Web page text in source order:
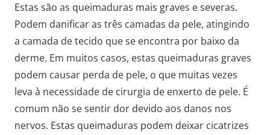
Estas são as queimaduras mais graves e severas.
Podem danificar as três camadas da pele, atingindo
a camada de tecido que se encontra por baixo da
derme. Em muitos casos, estas queimaduras graves
podem causar perda de pele, o que muitas vezes
leva à necessidade de cirurgia de enxerto de pele. É
comum não se sentir dor devido aos danos nos
nervos. Estas queimaduras podem deixar cicatrizes